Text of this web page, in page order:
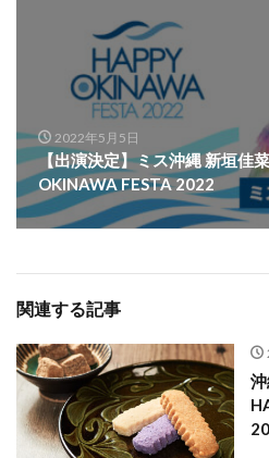
2022年5月5日
【出演決定】ミス沖縄 新垣佳
OKINAWA FESTA 2022
関連する記事